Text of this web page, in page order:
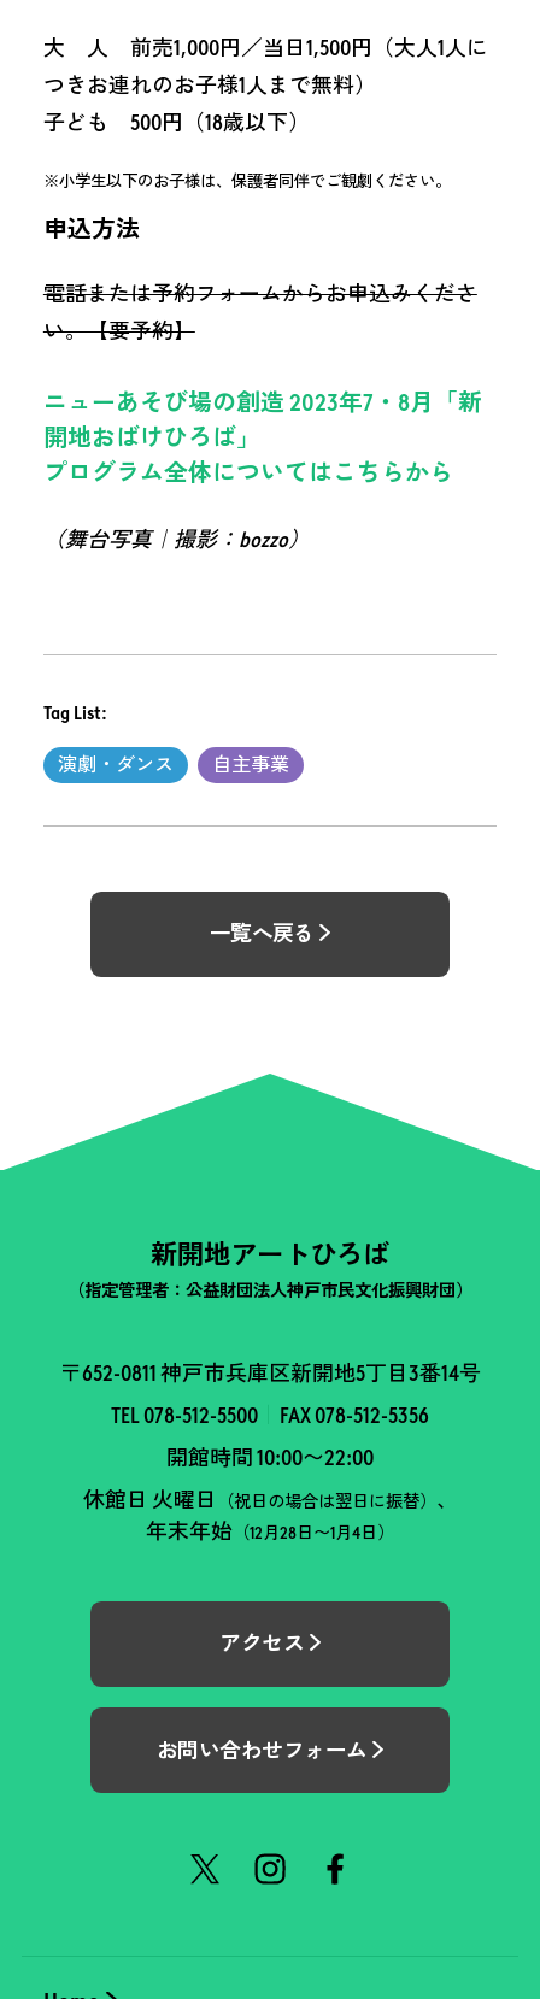
大 人 前売1,000円／当日1,500円（大人1人に
つきお連れのお子様1人まで無料）
子ども 500円（18歳以下）
※小学生以下のお子様は、保護者同伴でご観劇ください。
申込方法
電話または予約フォームからお申込みくださ
い。【要予約】
ニューあそび場の創造 2023年7・8月「新
開地おばけひろば」
プログラム全体についてはこちらから
（舞台写真｜撮影：bozzo）
Tag List:
演劇・ダンス 自主事業
一覧へ戻る
新開地アートひろば
（指定管理者：公益財団法人神戸市民文化振興財団）
〒652-0811 神戸市兵庫区新開地5丁目3番14号
TEL 078-512-5500
FAX 078-512-5356
開館時間 10:00〜22:00
休館日 火曜日
（祝日の場合は翌日に振替） 、
年末年始 （12月28日〜1月4日）
アクセス
お問い合わせフォーム